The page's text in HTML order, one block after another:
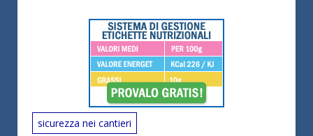
sicurezza nei cantieri